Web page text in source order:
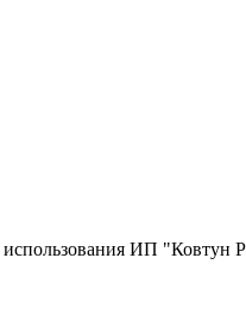
использования ИП "Ковтун